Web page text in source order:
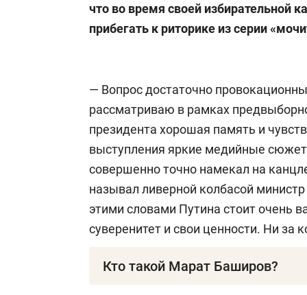
что во время своей избирательной
прибегать к риторике из серии
— Вопрос достаточно
рассматриваю в рамках
президента хорошая память и
выступления яркие медийные
совершенно точно намекал на
называл ливерной колбасой
этими словами Путина стоит очень
суверенитет и свои ценности. Ни за
Кто такой Марат Баширов?